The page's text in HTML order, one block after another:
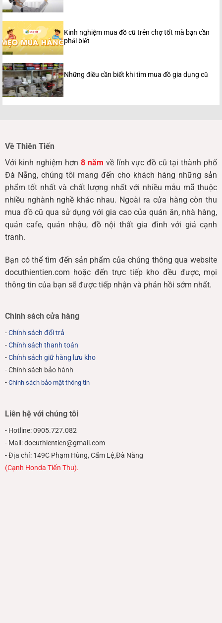
Kinh nghiệm mua đồ cũ trên chợ tốt mà bạn cần
phải biết
Những điều cần biết khi tìm mua đồ gia dụng cũ
Về Thiên Tiến
Với kinh nghiệm hơn 8 năm về lĩnh vực đồ cũ tại thành phố
Đà Nẵng, chúng tôi mang đến cho khách hàng những sản
phẩm tốt nhất và chất lượng nhất với nhiều mẫu mã thuộc
nhiều nghành nghề khác nhau. Ngoài ra cửa hàng còn thu
mua đồ cũ qua sử dụng với gia cao của quán ăn, nhà hàng,
quán cafe, quán nhậu, đồ nội thất gia đình với giá cạnh
tranh.
Bạn có thể tìm đến sản phẩm của chúng thông qua website
docuthientien.com hoặc đến trực tiếp kho đều được, mọi
thông tin của bạn sẽ được tiếp nhận và phản hồi sớm nhất.
Chính sách cửa hàng
-Chính sách đổi trả
-Chính sách thanh toán
-Chính sách giữ hàng lưu kho
- Chính sách bảo hành
- Chính sách bảo mật thông tin
Liên hệ với chúng tôi
- Hotline: 0905.727.082
- Mail: docuthientien@gmail.com
- Địa chỉ: 149C Phạm Hùng, Cẩm Lệ,Đà Nẵng
(Cạnh Honda Tiến Thu).